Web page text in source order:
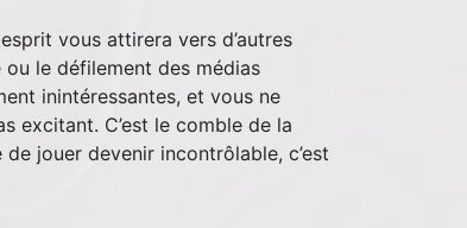
vous attirera vers d’autres
le défilement des médias
inintéressantes, et vous ne
excitant. C’est le comble de la
jouer devenir incontrôlable, c’est